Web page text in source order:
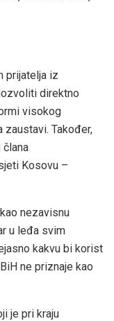
prijatelja iz
direktno
visokog
Također,
člana
Kosovu –
nezavisnu
u leđa svim
kakvu bi korist
ne priznaje kao
je pri kraju